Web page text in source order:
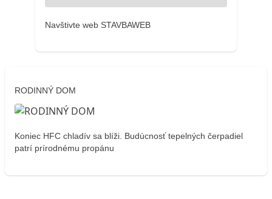
Navštivte web STAVBAWEB
RODINNÝ DOM
Koniec HFC chladív sa blíži. Budúcnosť tepelných čerpadiel
patrí prírodnému propánu